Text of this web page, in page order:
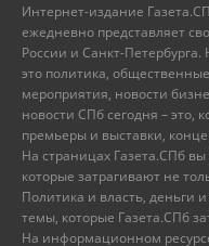
Интернет-издание
ежедневно представляет
России и Санкт-Петербурга.
это политика,
мероприятия, новости
новости СПб сегодня – это,
премьеры и выставки,
На страницах Газета.СПб
которые затрагивают не
Политика и власть, деньги
темы, которые Газета.СПб
На информационном